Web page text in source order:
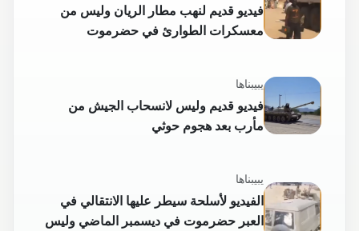
فيديو قديم لنهب مطار الريان وليس من
معسكرات الطوارئ في حضرموت
يبيبناها
فيديو قديم وليس لانسحاب الجيش من
مأرب بعد هجوم حوثي
يبيبناها
الفيديو لأسلحة سيطر عليها الانتقالي في
العبر حضرموت في ديسمبر الماضي وليس